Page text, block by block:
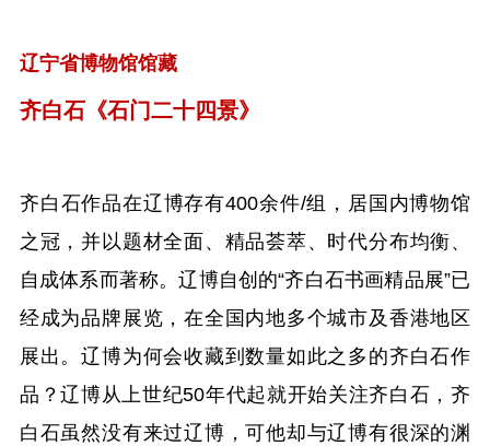
辽宁省博物馆馆藏
齐白石《石门二十四景》
齐白石作品在辽博存有400余件/组，居国内博物馆
之冠，并以题材全面、精品荟萃、时代分布均衡、
自成体系而著称。辽博自创的“齐白石书画精品展”已
经成为品牌展览，在全国内地多个城市及香港地区
展出。辽博为何会收藏到数量如此之多的齐白石作
品？辽博从上世纪50年代起就开始关注齐白石，齐
白石虽然没有来过辽博，可他却与辽博有很深的渊